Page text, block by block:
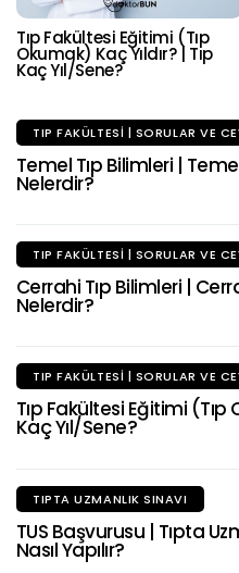
Tıp Fakültesi Eğitimi (Tıp
Okumak) Kaç Yıldır? | Tıp
Kaç Yıl/Sene?
TIP FAKÜLTESI | SORULAR VE
Temel Tıp Bilimleri |
Nelerdir?
TIP FAKÜLTESI | SORULAR VE
Cerrahi Tıp Bilimleri |
Nelerdir?
TIP FAKÜLTESI | SORULAR VE
Tıp Fakültesi Eğitimi (Tıp
Kaç Yıl/Sene?
TIPTA UZMANLIK SINAVI
TUS Başvurusu | Tıpta
Nasıl Yapılır?